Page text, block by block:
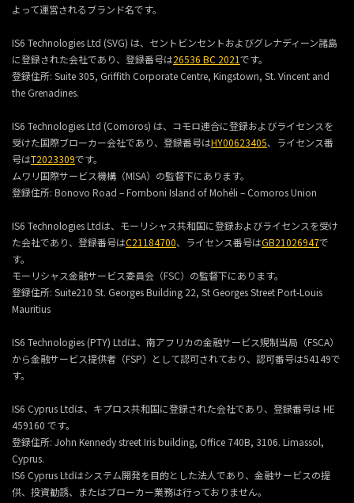
よって運営されるブランド名です。
IS6 Technologies Ltd (SVG) は、セントビンセントおよびグレナディーン諸島
に登録された会社であり、登録番号は26536 BC 2021です。
登録住所: Suite 305, Griffith Corporate Centre, Kingstown, St. Vincent and
the Grenadines.
IS6 Technologies Ltd (Comoros) は、コモロ連合に登録およびライセンスを
受けた国際ブローカー会社であり、登録番号はHY00623405、ライセンス番
号はT2023309です。
ムワリ国際サービス機構（MlSA）の監督下にあります。
登録住所: Bonovo Road – Fomboni Island of Mohéli – Comoros Union
IS6 Technologies Ltdは、モーリシャス共和国に登録およびライセンスを受け
た会社であり、登録番号はC21184700、ライセンス番号はGB21026947で
す。
モーリシャス金融サービス委員会（FSC）の監督下にあります。
登録住所: Suite210 St. Georges Building 22, St Georges Street Port-Louis
Mauritius
IS6 Technologies (PTY) Ltdは、南アフリカの金融サービス規制当局（FSCA）
から金融サービス提供者（FSP）として認可されており、認可番号は54149で
す。
IS6 Cyprus Ltdは、キプロス共和国に登録された会社であり、登録番号は HE
459160 です。
登録住所: John Kennedy street Iris building, Office 740B, 3106. Limassol,
Cyprus.
IS6 Cyprus Ltdはシステム開発を目的とした法人であり、金融サービスの提
供、投資勧誘、またはブローカー業務は行っておりません。